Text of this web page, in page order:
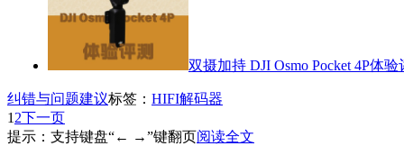
双摄加持 DJI Osmo Pocket 4P体验
纠错与问题建议标签： HIFI解码器
1 2下一页
提示：支持键盘“← →”键翻页阅读全文